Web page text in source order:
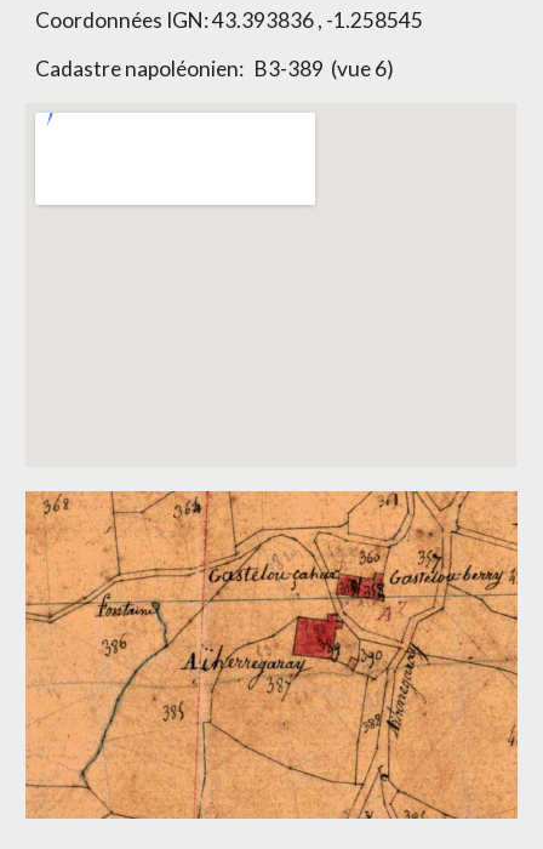
Coordonnées IGN:43.393836 , -1.258545
Cadastre napoléonien: B3-389 (vue 6)